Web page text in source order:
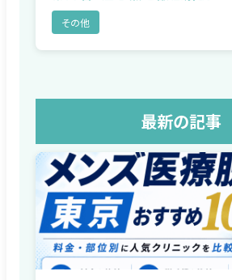
その他
最新の記事